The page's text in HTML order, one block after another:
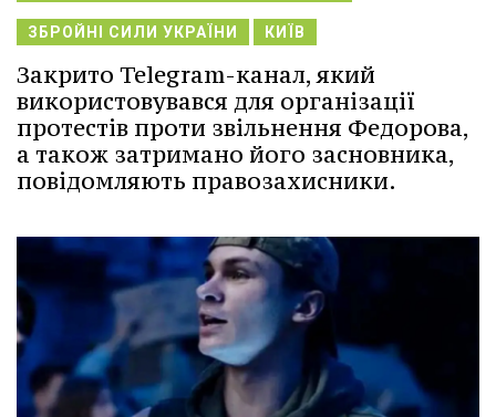
ЗБРОЙНІ СИЛИ УКРАЇНИ КИЇВ
Закрито Telegram-канал, який
використовувався для організації
протестів проти звільнення Федорова,
а також затримано його засновника,
повідомляють правозахисники.